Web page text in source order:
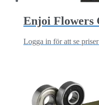
Enjoi Flowers
Logga in för att se